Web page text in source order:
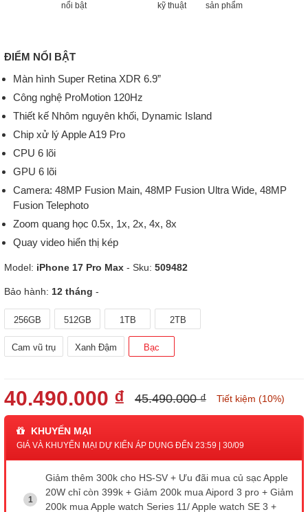
nổi bật
kỹ thuật
sản phẩm
ĐIỂM NỔI BẬT
Màn hình Super Retina XDR 6.9”
Công nghệ ProMotion 120Hz
Thiết kế Nhôm nguyên khối, Dynamic Island
Chip xử lý Apple A19 Pro
CPU 6 lõi
GPU 6 lõi
Camera: 48MP Fusion Main, 48MP Fusion Ultra Wide, 48MP
Fusion Telephoto
Zoom quang học 0.5x, 1x, 2x, 4x, 8x
Quay video hiển thị kép
Model: iPhone 17 Pro Max - Sku: 509482
Bảo hành: 12 tháng -
256GB 512GB 1TB 2TB
Cam vũ trụ Xanh Đậm Bạc
40.490.000 ₫ 45.490.000 ₫ Tiết kiệm (10%)
KHUYẾN MẠI
GIÁ VÀ KHUYẾN MẠI DỰ KIẾN ÁP DỤNG ĐẾN 23:59 | 30/09
Giảm thêm 300k cho HS-SV + Ưu đãi mua củ sạc Apple
20W chỉ còn 399k + Giảm 200k mua Aipord 3 pro + Giảm
200k mua Apple watch Series 11/ Apple watch SE 3 +